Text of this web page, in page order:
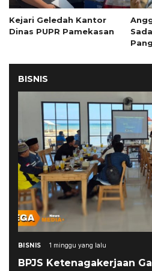
Kejari Geledah Kantor
Dinas PUPR Pamekasan
BISNIS
BISNIS 1 minggu yang lalu
BPJS Ketenagakerjaan